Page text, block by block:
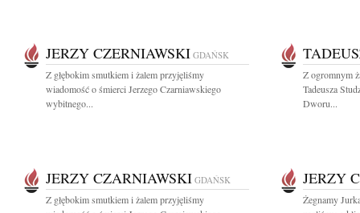
JERZY CZERNIAWSKI GDAŃSK
Z głębokim smutkiem i żalem przyjęliśmy
wiadomość o śmierci Jerzego Czarniawskiego
wybitnego...
Z ogromnym
Tadeusza
Dworu...
JERZY CZARNIAWSKI GDAŃSK
Z głębokim smutkiem i żalem przyjęliśmy
JERZY
Żegnamy